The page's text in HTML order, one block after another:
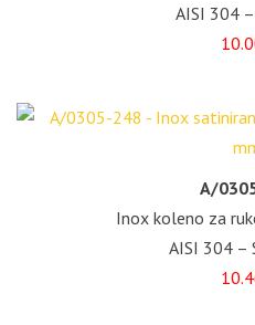
AISI 304
A/
Inox koleno za
AISI 304 –